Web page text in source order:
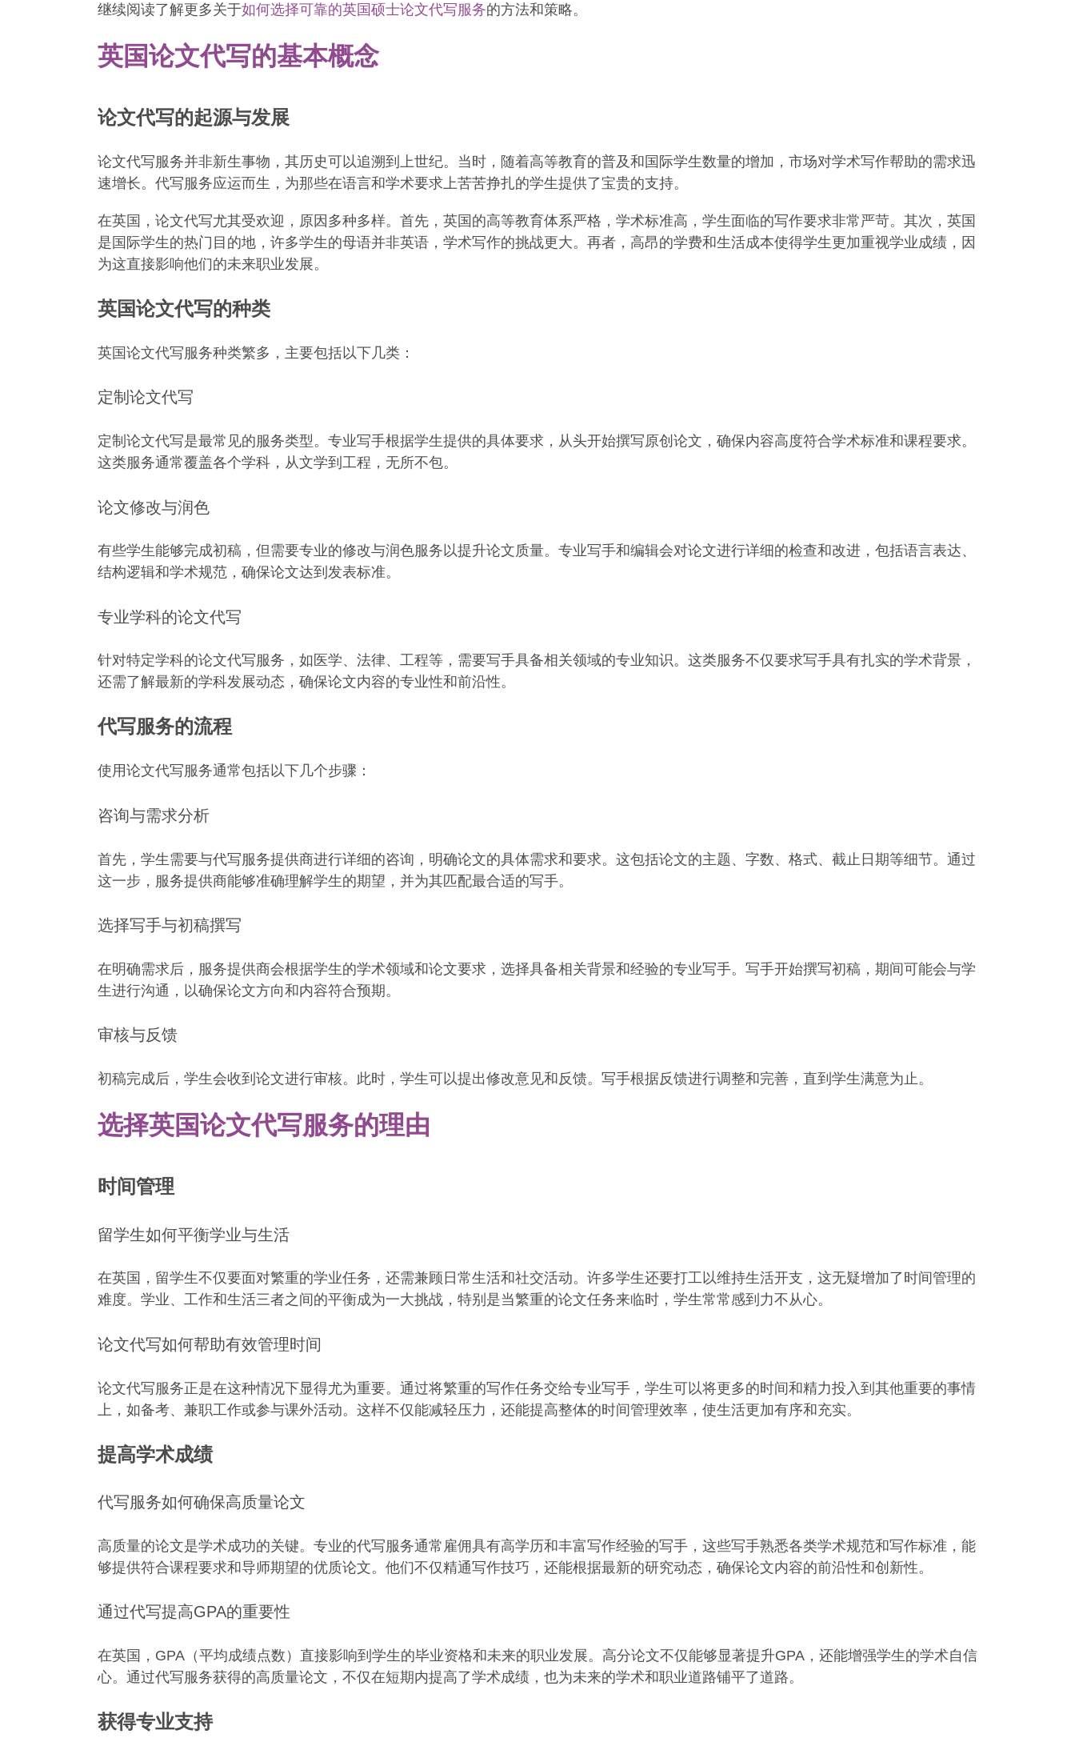
继续阅读了解更多关于如何选择可靠的英国硕士论文代写服务的方法和策略。
英国论文代写的基本概念
论文代写的起源与发展
论文代写服务并非新生事物，其历史可以追溯到上世纪。当时，随着高等教育的普及和国际学生数量的增加，市场对学术写作帮助的需求迅
速增长。代写服务应运而生，为那些在语言和学术要求上苦苦挣扎的学生提供了宝贵的支持。
在英国，论文代写尤其受欢迎，原因多种多样。首先，英国的高等教育体系严格，学术标准高，学生面临的写作要求非常严苛。其次，英国
是国际学生的热门目的地，许多学生的母语并非英语，学术写作的挑战更大。再者，高昂的学费和生活成本使得学生更加重视学业成绩，因
为这直接影响他们的未来职业发展。
英国论文代写的种类
英国论文代写服务种类繁多，主要包括以下几类：
定制论文代写
定制论文代写是最常见的服务类型。专业写手根据学生提供的具体要求，从头开始撰写原创论文，确保内容高度符合学术标准和课程要求。
这类服务通常覆盖各个学科，从文学到工程，无所不包。
论文修改与润色
有些学生能够完成初稿，但需要专业的修改与润色服务以提升论文质量。专业写手和编辑会对论文进行详细的检查和改进，包括语言表达、
结构逻辑和学术规范，确保论文达到发表标准。
专业学科的论文代写
针对特定学科的论文代写服务，如医学、法律、工程等，需要写手具备相关领域的专业知识。这类服务不仅要求写手具有扎实的学术背景，
还需了解最新的学科发展动态，确保论文内容的专业性和前沿性。
代写服务的流程
使用论文代写服务通常包括以下几个步骤：
咨询与需求分析
首先，学生需要与代写服务提供商进行详细的咨询，明确论文的具体需求和要求。这包括论文的主题、字数、格式、截止日期等细节。通过
这一步，服务提供商能够准确理解学生的期望，并为其匹配最合适的写手。
选择写手与初稿撰写
在明确需求后，服务提供商会根据学生的学术领域和论文要求，选择具备相关背景和经验的专业写手。写手开始撰写初稿，期间可能会与学
生进行沟通，以确保论文方向和内容符合预期。
审核与反馈
初稿完成后，学生会收到论文进行审核。此时，学生可以提出修改意见和反馈。写手根据反馈进行调整和完善，直到学生满意为止。
选择英国论文代写服务的理由
时间管理
留学生如何平衡学业与生活
在英国，留学生不仅要面对繁重的学业任务，还需兼顾日常生活和社交活动。许多学生还要打工以维持生活开支，这无疑增加了时间管理的
难度。学业、工作和生活三者之间的平衡成为一大挑战，特别是当繁重的论文任务来临时，学生常常感到力不从心。
论文代写如何帮助有效管理时间
论文代写服务正是在这种情况下显得尤为重要。通过将繁重的写作任务交给专业写手，学生可以将更多的时间和精力投入到其他重要的事情
上，如备考、兼职工作或参与课外活动。这样不仅能减轻压力，还能提高整体的时间管理效率，使生活更加有序和充实。
提高学术成绩
代写服务如何确保高质量论文
高质量的论文是学术成功的关键。专业的代写服务通常雇佣具有高学历和丰富写作经验的写手，这些写手熟悉各类学术规范和写作标准，能
够提供符合课程要求和导师期望的优质论文。他们不仅精通写作技巧，还能根据最新的研究动态，确保论文内容的前沿性和创新性。
通过代写提高GPA的重要性
在英国，GPA（平均成绩点数）直接影响到学生的毕业资格和未来的职业发展。高分论文不仅能够显著提升GPA，还能增强学生的学术自信
心。通过代写服务获得的高质量论文，不仅在短期内提高了学术成绩，也为未来的学术和职业道路铺平了道路。
获得专业支持